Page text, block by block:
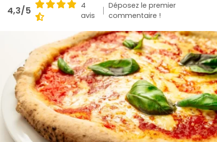
Connexion
4,3/5
4
avis
Déposez le premier
commentaire !